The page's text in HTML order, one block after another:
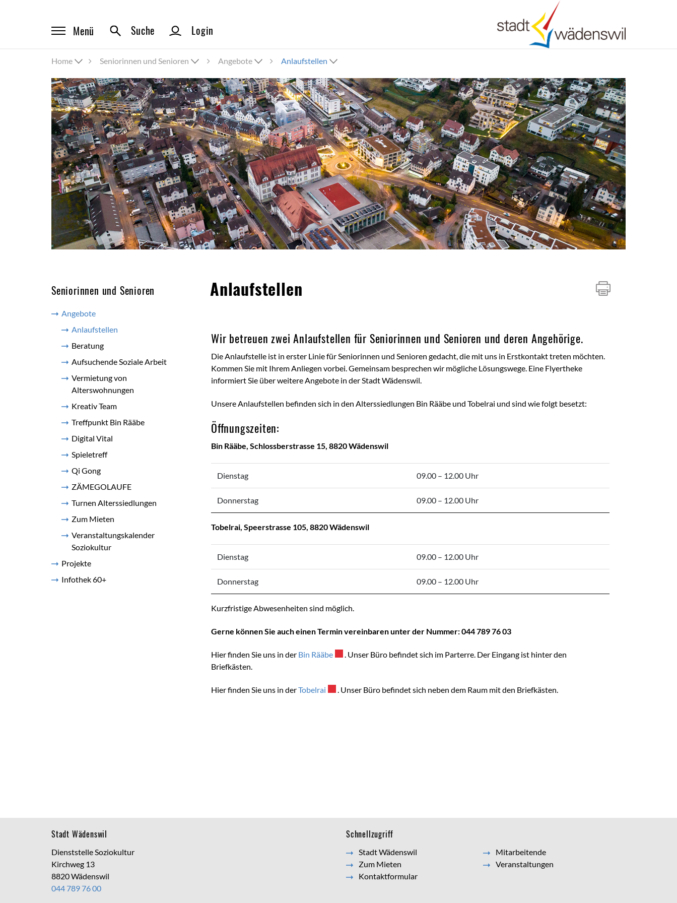
Menü Suche Login
Home Seniorinnen und Senioren Angebote Anlaufstellen
Seniorinnen und Senioren
Angebote
Anlaufstellen
Beratung
Aufsuchende Soziale Arbeit
Vermietung von
Alterswohnungen
Kreativ Team
Treffpunkt Bin Rääbe
Digital Vital
Spieletreff
Qi Gong
ZÄMEGOLAUFE
Turnen Alterssiedlungen
Zum Mieten
Veranstaltungskalender
Soziokultur
Projekte
Infothek 60+
Inhalt
Anlaufstellen
Wir betreuen zwei Anlaufstellen für Seniorinnen und Senioren und deren Angehörige.
Die Anlaufstelle ist in erster Linie für Seniorinnen und Senioren gedacht, die mit uns in Erstkontakt treten möchten.
Kommen Sie mit Ihrem Anliegen vorbei. Gemeinsam besprechen wir mögliche Lösungswege. Eine Flyertheke
informiert Sie über weitere Angebote in der Stadt Wädenswil.
Unsere Anlaufstellen befinden sich in den Alterssiedlungen Bin Rääbe und Tobelrai und sind wie folgt besetzt:
Öffnungszeiten:
Bin Rääbe, Schlossberstrasse 15, 8820 Wädenswil
Dienstag 09.00 – 12.00 Uhr
Donnerstag 09.00 – 12.00 Uhr
Tobelrai, Speerstrasse 105, 8820 Wädenswil
Dienstag 09.00 – 12.00 Uhr
Donnerstag 09.00 – 12.00 Uhr
Kurzfristige Abwesenheiten sind möglich.
Gerne können Sie auch einen Termin vereinbaren unter der Nummer: 044 789 76 03
Hier finden Sie uns in der Bin Rääbe Externer Link wird in einem neuen Fenster geöffnet.
. Unser Büro befindet sich im Parterre. Der Eingang ist hinter den
Briefkästen.
Hier finden Sie uns in derTobelrai Externer Link wird in einem neuen Fenster geöffnet.
. Unser Büro befindet sich neben dem Raum mit den Briefkästen.
Stadt Wädenswil
Dienststelle Soziokultur
Kirchweg 13
8820 Wädenswil
044 789 76 00
Schnellzugriff
Stadt Wädenswil
Mitarbeitende
Zum Mieten
Veranstaltungen
Kontaktformular